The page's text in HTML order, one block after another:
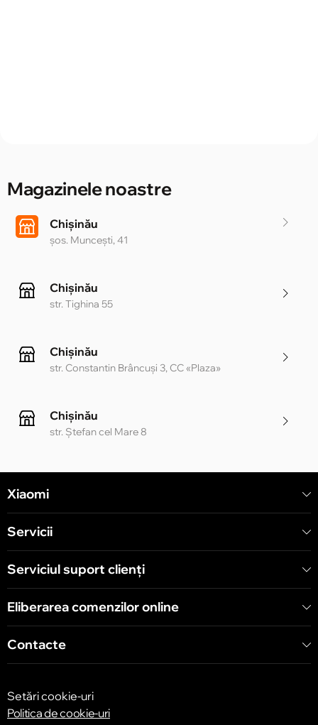
Magazinele noastre
Chișinău
șos. Muncești, 41
Chișinău
str. Tighina 55
Chișinău
str. Constantin Brâncuși 3, CC «Plaza»
Chișinău
str. Ștefan cel Mare 8
Chișinău
str. Arborilor 21, CC «Shopping MallDova»
Xiaomi
Servicii
Serviciul suport clienţi
Eliberarea comenzilor online
Contacte
Setări cookie-uri
Politica de cookie-uri